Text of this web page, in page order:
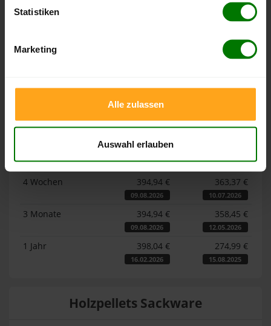
Statistiken
Marketing
Alle zulassen
Auswahl erlauben
Pelletspreise für lose Holzpellets und Holzpellets
Sackware in Volsemenhusen
. Das dazugehörige Datum
Lose Holzpellets
Zeitraum Höchststand
Tiefststand
4 Wochen
394,94 €
09.08.2026
363,37 €
10.07.2026
3 Monate 394,94 €
09.08.2026
358,45 €
12.05.2026
1 Jahr 398,04 €
16.02.2026
274,99 €
15.08.2025
Holzpellets Sackware